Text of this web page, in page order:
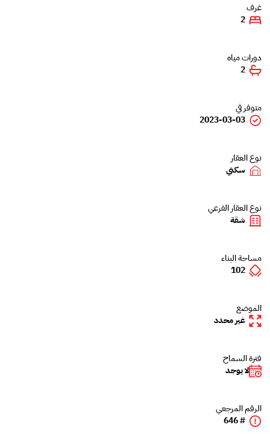
غرف
2
دورات مياه
2
متوفر في
2023-03-03
نوع العقار
سكني
نوع العقار الفرعي
شقة
مساحة البناء
102
الموضع
غير محدد
فترة السماح
لا يوجد
الرقم المرجعي
# 646